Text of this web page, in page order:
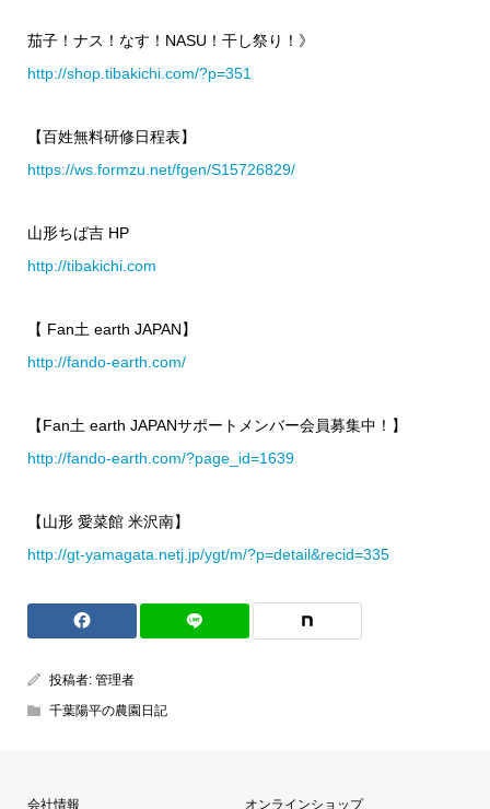
茄子！ナス！なす！NASU！干し祭り！》
http://shop.tibakichi.com/?p=351
【百姓無料研修日程表】
https://ws.formzu.net/fgen/S15726829/
山形ちば吉 HP
http://tibakichi.com
【 Fan土 earth JAPAN】
http://fando-earth.com/
【Fan土 earth JAPANサポートメンバー会員募集中！】
http://fando-earth.com/?page_id=1639
【山形 愛菜館 米沢南】
http://gt-yamagata.netj.jp/ygt/m/?p=detail&recid=335
投稿者: 管理者
千葉陽平の農園日記
会社情報 オンラインショップ